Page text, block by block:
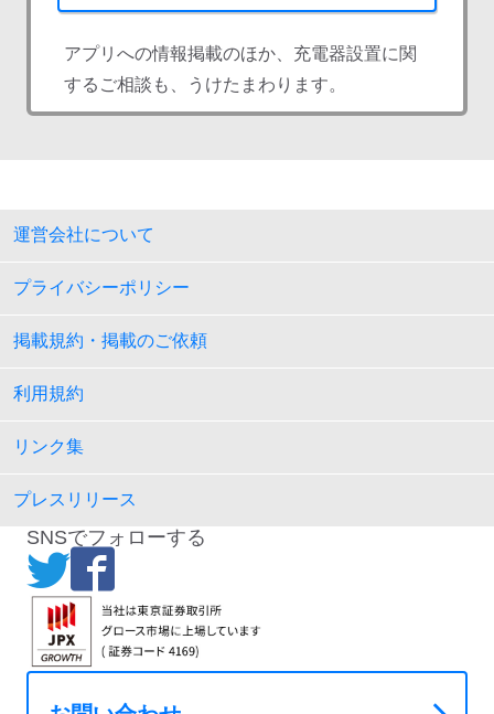
アプリへの情報掲載のほか、充電器設置に関
するご相談も、うけたまわります。
運営会社について
プライバシーポリシー
掲載規約・掲載のご依頼
利用規約
リンク集
プレスリリース
SNSでフォローする